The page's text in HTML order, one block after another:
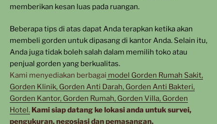
memberikan kesan luas pada ruangan.
Beberapa tips di atas dapat Anda terapkan ketika akan
membeli gorden untuk dipasang di kantor Anda. Selain itu,
Anda juga tidak boleh salah dalam memilih toko atau
penjual gorden yang berkualitas.
Kami menyediakan berbagai model Gorden Rumah Sakit,
Gorden Klinik, Gorden Anti Darah, Gorden Anti Bakteri,
Gorden Kantor, Gorden Rumah, Gorden Villa, Gorden
Hotel. Kami siap datang ke lokasi anda untuk survei,
pengukuran, negosiasi dan pemasangan.